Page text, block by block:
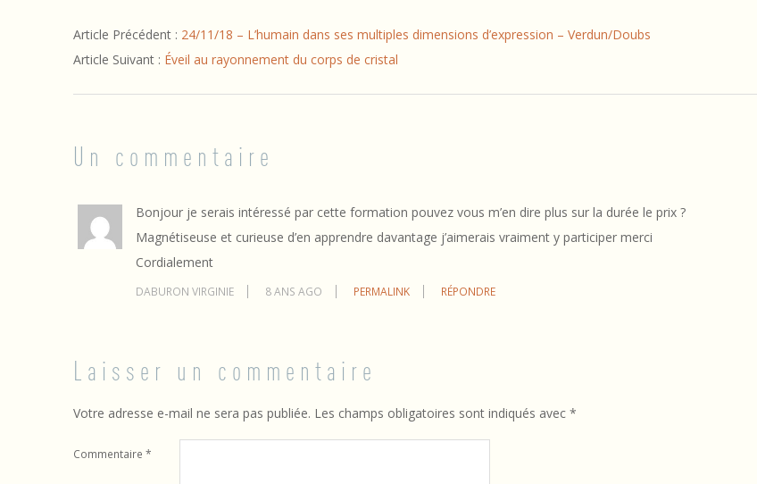
o
i
s
é
n
é
t
i
01-
10
Article Précédent : 24/11/18 – L’humain dans ses multiples dimensions d’expression – Verdun/Doubs
Article Suivant : Éveil au rayonnement du corps de cristal
Un commentaire
Bonjour je serais intéressé par cette formation pouvez vous m’en dire plus sur la durée le prix ?
Magnétiseuse et curieuse d’en apprendre davantage j’aimerais vraiment y participer merci
Cordialement
DABURON VIRGINIE 8 ANS AGO PERMALINK RÉPONDRE
Laisser un commentaire
Votre adresse e-mail ne sera pas publiée. Les champs obligatoires sont indiqués avec *
Commentaire *